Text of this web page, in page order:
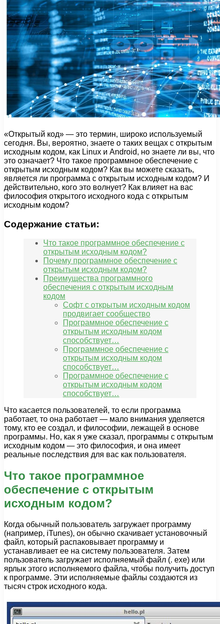
«Открытый код» — это термин, широко используемый
сегодня. Вы, вероятно, знаете о таких вещах с открытым
исходным кодом, как Linux и Android, но знаете ли вы, что
это означает? Что такое программное обеспечение с
открытым исходным кодом? Как вы можете сказать,
является ли программа с открытым исходным кодом? И
действительно, кого это волнует? Как влияет на вас
философия открытого исходного кода с открытым
исходным кодом?
Содержание статьи:
Что такое программное обеспечение с
открытым исходным кодом?
Почему программное обеспечение с
открытым исходным кодом?
Преимущества программного
обеспечения с открытым исходным
кодом
Софт с открытым исходным кодом
продвигает сообщество
Программное обеспечение с
открытым исходным кодом
способствует…
Программное обеспечение с
открытым исходным кодом
способствует…
Программное обеспечение с
открытым исходным кодом
способствует…
Что касается пользователей, то если программа
работает, то она работает — мало внимания уделяется
тому, кто ее создал, и философии, лежащей в основе
программы. Но, как я уже сказал, программы с открытым
исходным кодом — это философия, и она имеет
реальные последствия для вас как пользователя.
Что такое программное
обеспечение с открытым
исходным кодом?
Когда обычный пользователь загружает программу
(например, iTunes), он обычно скачивает установочный
файл, который распаковывает программу и
устанавливает ее на систему пользователя. Затем
пользователь загружает исполняемый файл (. exe) или
ярлык этого исполняемого файла, чтобы получить доступ
к программе. Эти исполняемые файлы создаются из
тысяч строк исходного кода.